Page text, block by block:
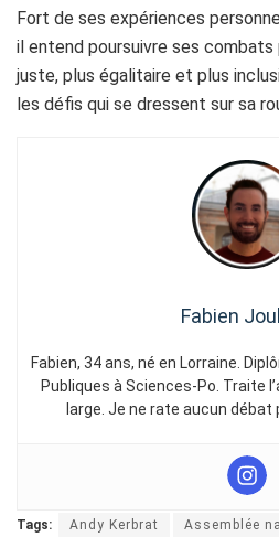
Fort de ses expériences
il entend poursuivre ses
juste, plus égalitaire et plus
les défis qui se dressent sur sa
Fabien
Fabien, 34 ans, né en Lorraine.
Publiques à Sciences-Po. Traite
large. Je ne rate aucun débat
Tags: Andy Kerbrat Assemblée